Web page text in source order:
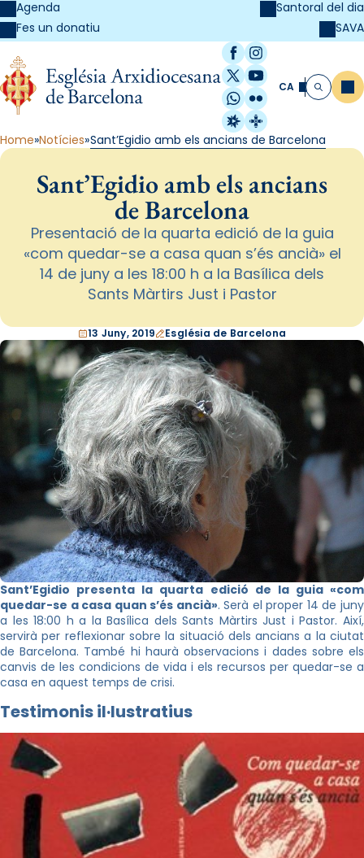
Agenda
Fes un donatiu
Santoral del dia
SAVA
Facebook
Instagram
X / Twitter
YouTube
WhatsApp
Flickr
Radio Estel
Catalunya
CA Cerca
Home Notícies Sant’Egidio amb els ancians de Barcelona
Sant’Egidio amb els ancians
de Barcelona
Presentació de la quarta edició de la guia
«com quedar-se a casa quan s’és ancià» el
14 de juny a les 18:00 h a la Basílica dels
Sants Màrtirs Just i Pastor
13 Juny, 2019 Església de Barcelona
Sant’Egidio presenta la quarta edició de la guia «com
quedar-se a casa quan s’és ancià». Serà el proper 14 de juny
a les 18:00 h a la Basílica dels Sants Màrtirs Just i Pastor. Així,
servirà per reflexionar sobre la situació dels ancians a la ciutat
de Barcelona. També hi haurà observacions i dades sobre els
canvis de les condicions de vida i els recursos per quedar-se a
casa en aquest temps de crisi.
Testimonis il·lustratius